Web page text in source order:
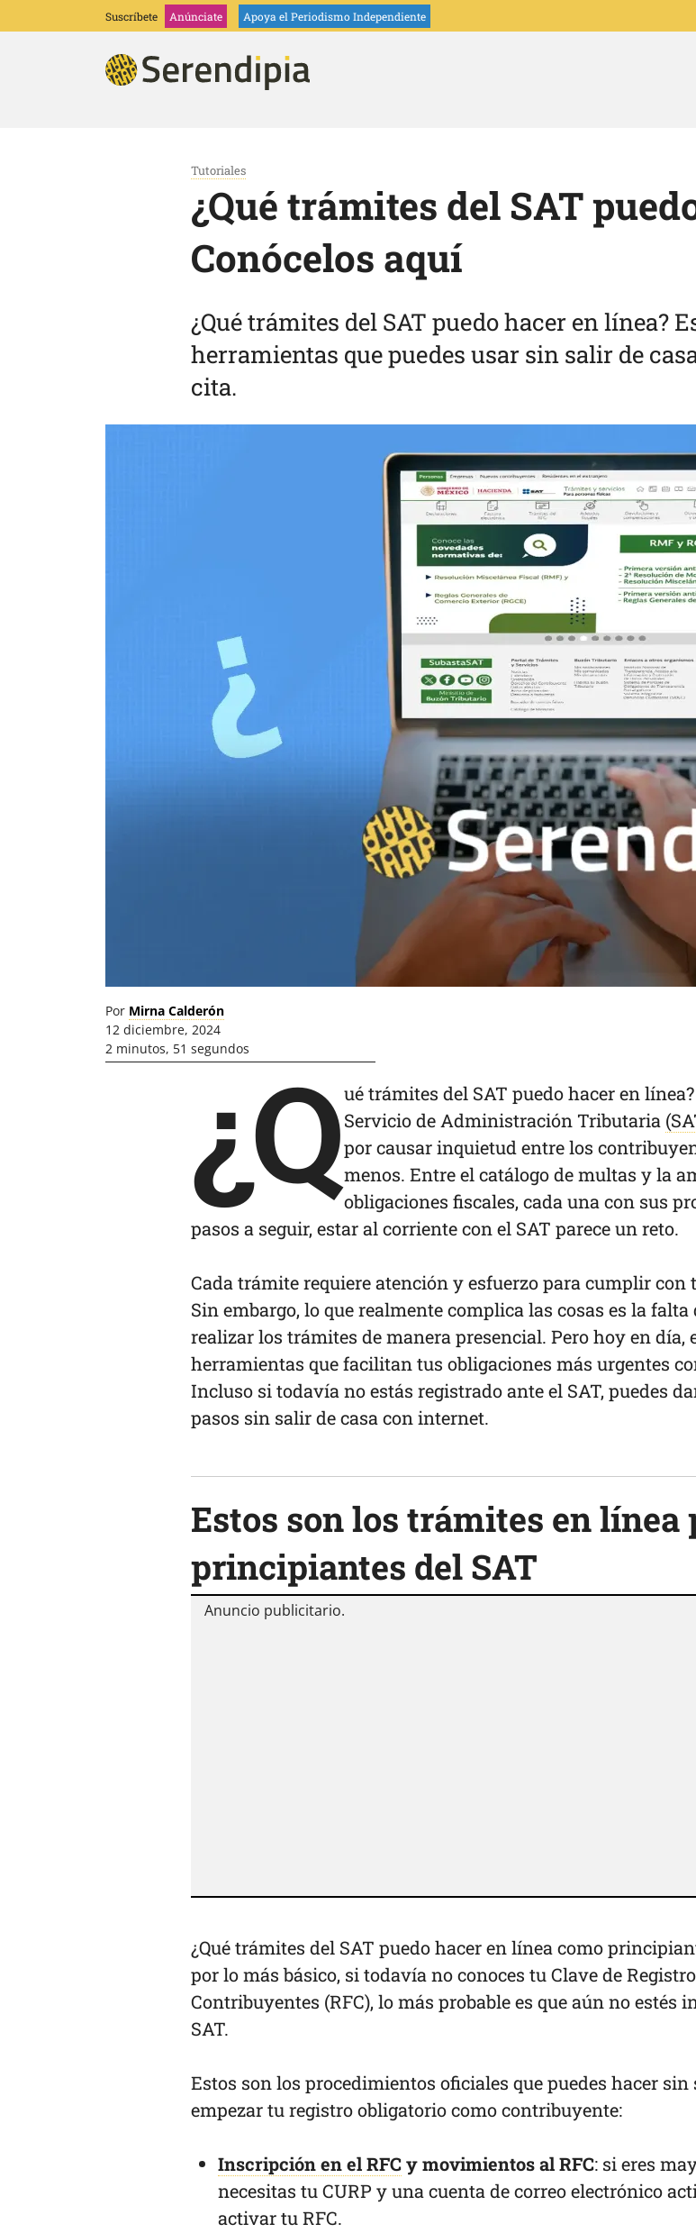
Suscríbete Anúnciate Apoya el Periodismo Independiente
Tutoriales
¿Qué trámites del SAT
Conócelos aquí
¿Qué trámites del SAT puedo hacer en línea?
herramientas que puedes usar sin salir de
cita.
Por Mirna Calderón
12 diciembre, 2024
2 minutos, 51 segundos¿Qué trámites del SAT puedo hacer en
Servicio de Administración Tributaria
por causar inquietud entre los
menos. Entre el catálogo de multas y la
obligaciones fiscales, cada una con sus
pasos a seguir, estar al corriente con el SAT parece un reto.
Cada trámite requiere atención y esfuerzo para cumplir con
Sin embargo, lo que realmente complica las cosas es la
realizar los trámites de manera presencial. Pero hoy en día,
herramientas que facilitan tus obligaciones más urgentes
Incluso si todavía no estás registrado ante el SAT, puedes
pasos sin salir de casa con internet.
Estos son los trámites en línea
principiantes del SAT
¿Qué trámites del SAT puedo hacer en línea como
por lo más básico, si todavía no conoces tu Clave de
Contribuyentes (RFC), lo más probable es que aún no estés
SAT.
Estos son los procedimientos oficiales que puedes hacer sin
empezar tu registro obligatorio como contribuyente:
Inscripción en el RFCy movimientos al RFC: si eres
necesitas tu CURP y una cuenta de correo electrónico
activar tu RFC.